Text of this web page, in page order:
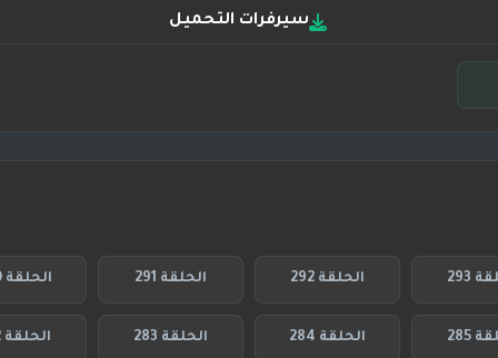
سيرفرات التحميل
293 الحلقة 292 الحلقة 291 الحلقة 290
285 الحلقة 284 الحلقة 283 الحلقة 282